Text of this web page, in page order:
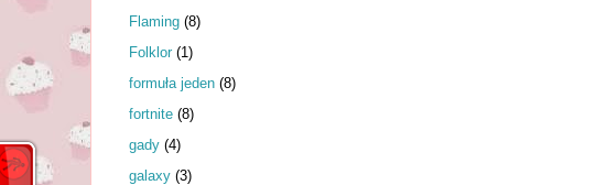
Flaming (8)
Folklor (1)
formuła jeden (8)
fortnite (8)
gady (4)
galaxy (3)